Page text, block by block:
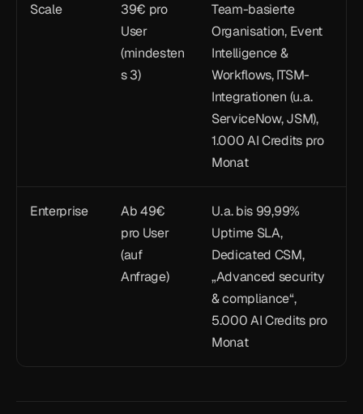
Scale
39€ pro
User
(mindesten
s 3)
Team-basierte
Organisation, Event
Intelligence &
Workflows, ITSM-
Integrationen (u. a.
ServiceNow, JSM),
1.000 AI Credits pro
Monat
Enterprise
Ab 49€
pro User
(auf
Anfrage)
U. a. bis 99,99%
Uptime SLA,
Dedicated CSM,
„Advanced security
& compliance“,
5.000 AI Credits pro
Monat